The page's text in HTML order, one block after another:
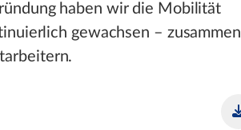
haben wir die Mobilität
gewachsen – zusammen